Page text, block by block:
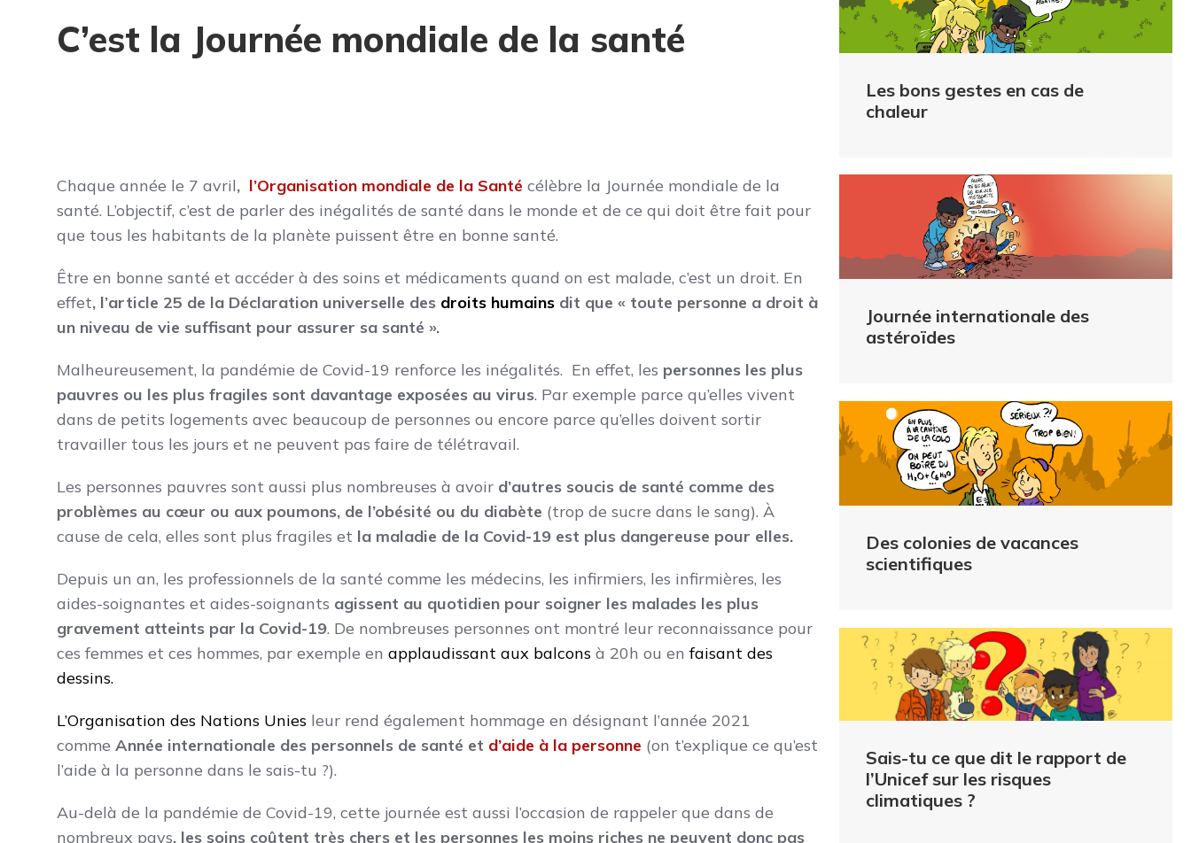
Les bons gestes en cas de
chaleur
Journée internationale des
astéroïdes
Des colonies de vacances
scientifiques
Sais-tu ce que dit le rapport de
l’Unicef sur les risques
climatiques ?
C’est la Journée mondiale de la santé
Chaque année le 7 avril, l’Organisation mondiale de la Santé célèbre la Journée mondiale de la
santé. L’objectif, c’est de parler des inégalités de santé dans le monde et de ce qui doit être fait pour
que tous les habitants de la planète puissent être en bonne santé.
Être en bonne santé et accéder à des soins et médicaments quand on est malade, c’est un droit. En
effet, l’article 25 de la Déclaration universelle des droits humains dit que « toute personne a droit à
un niveau de vie suffisant pour assurer sa santé ».
Malheureusement, la pandémie de Covid-19 renforce les inégalités. En effet, les personnes les plus
pauvres ou les plus fragiles sont davantage exposées au virus. Par exemple parce qu’elles vivent
dans de petits logements avec beaucoup de personnes ou encore parce qu’elles doivent sortir
travailler tous les jours et ne peuvent pas faire de télétravail.
Les personnes pauvres sont aussi plus nombreuses à avoir d’autres soucis de santé comme des
problèmes au cœur ou aux poumons, de l’obésité ou du diabète (trop de sucre dans le sang). À
cause de cela, elles sont plus fragiles et la maladie de la Covid-19 est plus dangereuse pour elles.
Depuis un an, les professionnels de la santé comme les médecins, les infirmiers, les infirmières, les
aides-soignantes et aides-soignants agissent au quotidien pour soigner les malades les plus
gravement atteints par la Covid-19. De nombreuses personnes ont montré leur reconnaissance pour
ces femmes et ces hommes, par exemple enapplaudissant aux balcons à 20h ou enfaisant des
dessins.
L’Organisation des Nations Unies leur rend également hommage en désignant l’année 2021
commeAnnée internationale des personnels de santé et d’aide à la personne (on t’explique ce qu’est
l’aide à la personne dans le sais-tu ?).
Au-delà de la pandémie de Covid-19, cette journée est aussi l’occasion de rappeler que dans de
nombreux pays, les soins coûtent très chers et les personnes les moins riches ne peuvent donc pas